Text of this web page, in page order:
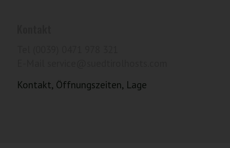
Kontakt, Öffnungszeiten, Lage